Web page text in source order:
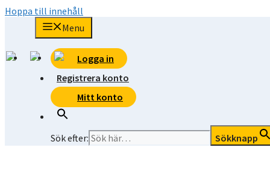
Hoppa till innehåll
Menu
Logga in
Registrera konto
Mitt konto
Sök efter: Sökknapp